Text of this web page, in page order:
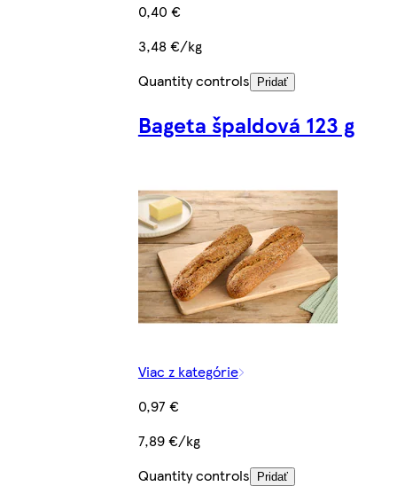
0,40 €
3,48 €/kg
Quantity controls
Pridať
Bageta špaldová 123 g
Viac z kategórie
0,97 €
7,89 €/kg
Quantity controls
Pridať